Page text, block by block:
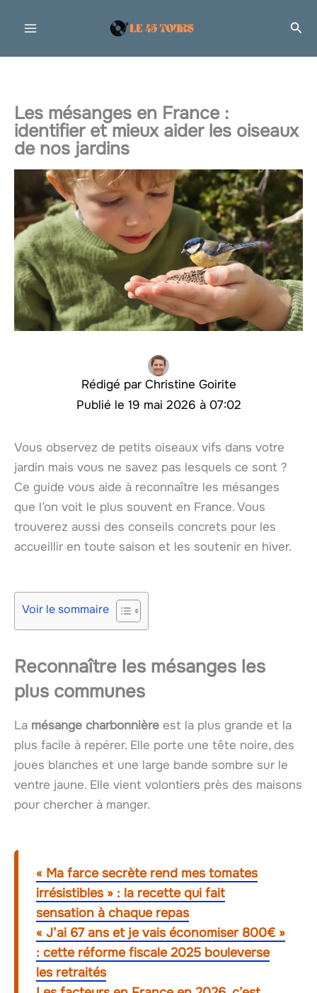
Les mésanges en France :
identifier et mieux aider les oiseaux
de nos jardins
Christine Goirite
19 mai 2026 à 07:02
Vous observez de petits oiseaux vifs dans votre
jardin mais vous ne savez pas lesquels ce sont ?
Ce guide vous aide à reconnaître les mésanges
que l’on voit le plus souvent en France. Vous
trouverez aussi des conseils concrets pour les
accueillir en toute saison et les soutenir en hiver.
Voir le sommaire
Reconnaître les mésanges les
plus communes
La mésange charbonnière est la plus grande et la
plus facile à repérer. Elle porte une tête noire, des
joues blanches et une large bande sombre sur le
ventre jaune. Elle vient volontiers près des maisons
pour chercher à manger.
« Ma farce secrète rend mes tomates
irrésistibles » : la recette qui fait
sensation à chaque repas
« J’ai 67 ans et je vais économiser 800€ »
: cette réforme fiscale 2025 bouleverse
les retraités